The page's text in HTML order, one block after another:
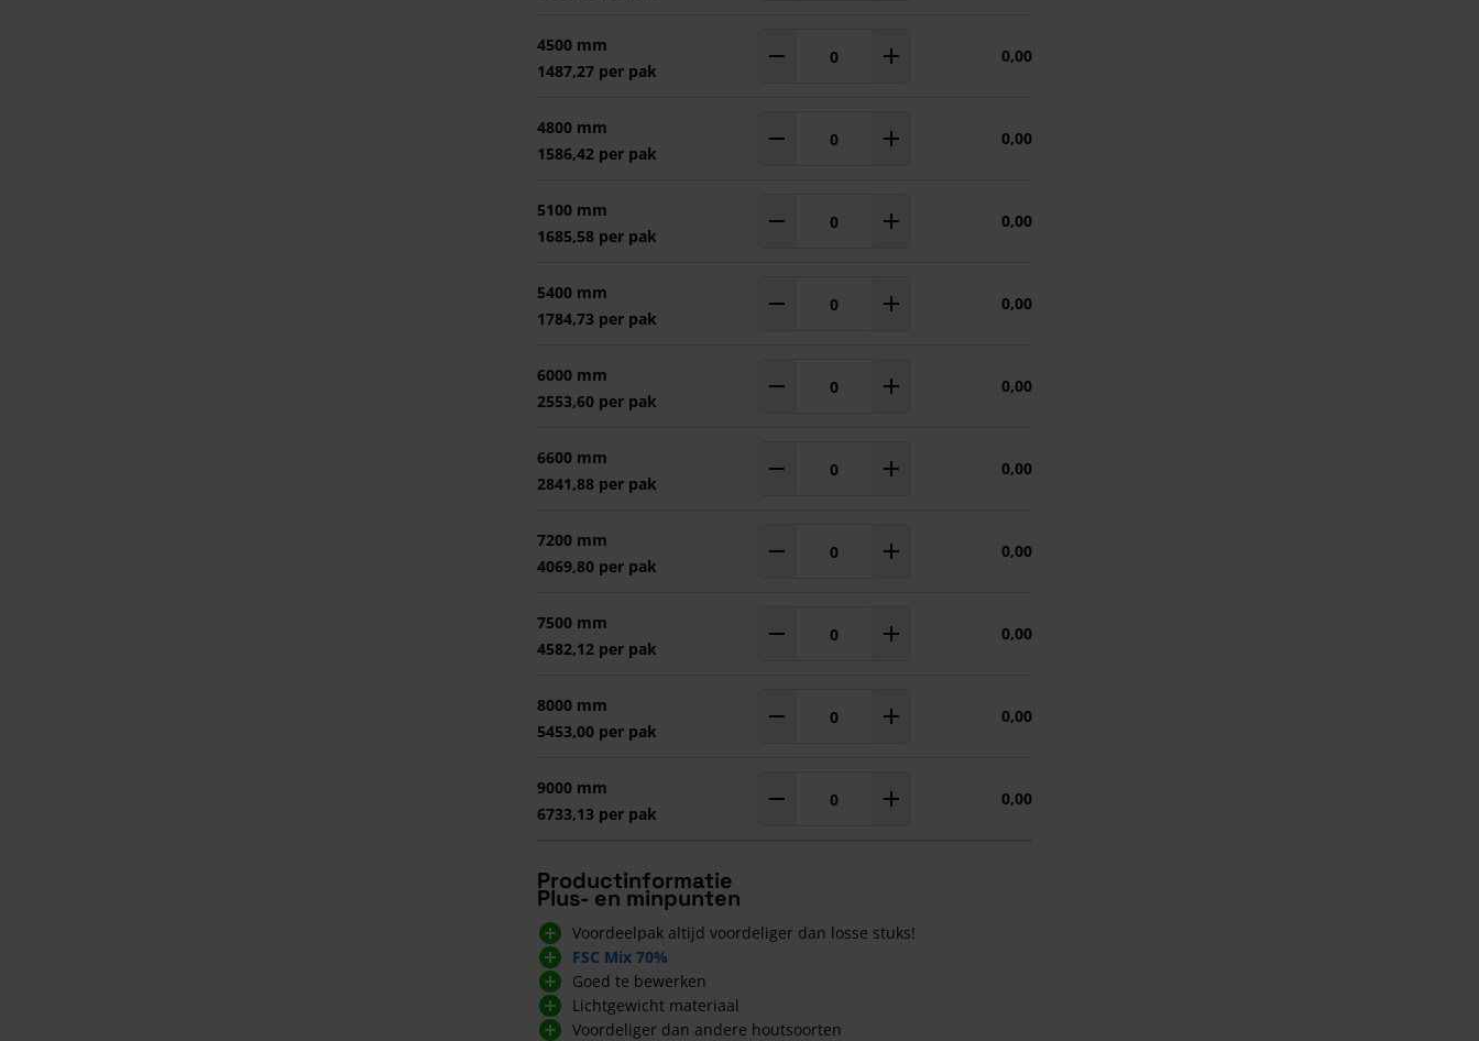
4500 mm
1487,27 per pak
Aantal pakken 0,00
4800 mm
1586,42 per pak
Aantal pakken 0,00
5100 mm
1685,58 per pak
Aantal pakken 0,00
5400 mm
1784,73 per pak
Aantal pakken 0,00
6000 mm
2553,60 per pak
Aantal pakken 0,00
6600 mm
2841,88 per pak
Aantal pakken 0,00
7200 mm
4069,80 per pak
Aantal pakken 0,00
7500 mm
4582,12 per pak
Aantal pakken 0,00
8000 mm
5453,00 per pak
Aantal pakken 0,00
9000 mm
6733,13 per pak
Aantal pakken 0,00
Productinformatie
Plus- en minpunten
Voordeelpak altijd voordeliger dan losse stuks!
FSC Mix 70%
Goed te bewerken
Lichtgewicht materiaal
Voordeliger dan andere houtsoorten